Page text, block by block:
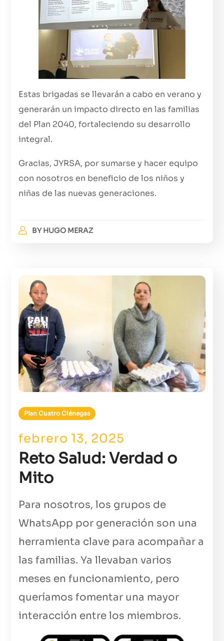
Estas brigadas se llevarán a cabo en verano y
generarán un impacto directo en las familias
del Plan 2040, fortaleciendo su desarrollo
integral.
Gracias, JYRSA, por sumarse y hacer equipo
con nosotros en beneficio de los niños y
niñas de las nuevas generaciones.
BYHUGO MERAZ
Plan Cuatro Ciénegas
febrero 13, 2025
Reto Salud: Verdad o
Mito
Para nosotros, los grupos de
WhatsApp por generación son una
herramienta clave para acompañar a
las familias. Ya llevaban varios
meses en funcionamiento, pero
queríamos fomentar una mayor
interacción entre los miembros.